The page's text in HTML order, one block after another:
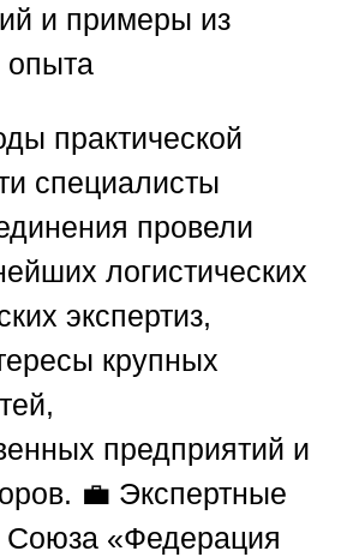
и примеры из
опыта
практической
специалисты
провели
логистических
экспертиз,
крупных
предприятий и
💼 Экспертные
Союза «Федерация